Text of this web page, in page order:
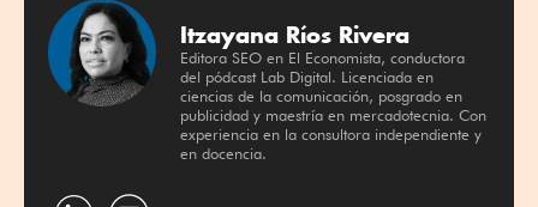
Itzayana Ríos Rivera
Editora SEO en El Economista, conductora
del pódcast Lab Digital. Licenciada en
ciencias de la comunicación, posgrado en
publicidad y maestría en mercadotecnia. Con
experiencia en la consultora independiente y
en docencia.